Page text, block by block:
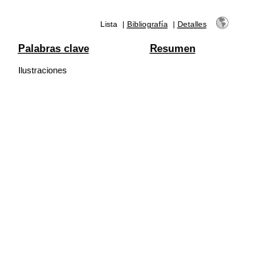
Lista | Bibliografía | Detalles
Palabras clave Resumen
Ilustraciones